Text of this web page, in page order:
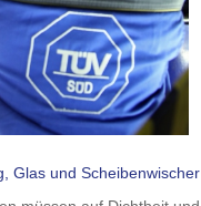
Glas und Scheibenwischer